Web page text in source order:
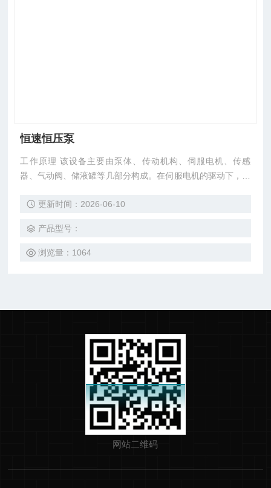
恒速恒压泵
工作原理 该设备主要由泵体、传动机构、伺服电机、传感
器、气动阀、储液罐等几部分构成。在伺服电机的驱动下，通
液体进入和排出泵体，实现恒速或恒压的作用。经过众多用户
的原设计进行了较大的改进以及软件的进一步升级，大大提高
了泵的运行精度和可靠性。 主要技术参数 1. 工作压力：80
更新时间：2026-06-10
产品型号：
浏览量：1064
网站二维码